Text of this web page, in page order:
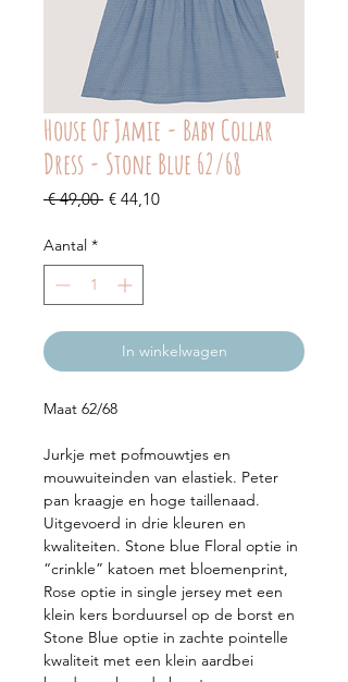
House Of Jamie - Baby Collar
Dress - Stone Blue 62/68
€ 49,00 Normale
€ 44,10Verkoopprijs
Aantal *
In winkelwagen
Maat 62/68
Jurkje met pofmouwtjes en
mouwuiteinden van elastiek. Peter
pan kraagje en hoge taillenaad.
Uitgevoerd in drie kleuren en
kwaliteiten. Stone blue Floral optie in
“crinkle” katoen met bloemenprint,
Rose optie in single jersey met een
klein kers borduursel op de borst en
Stone Blue optie in zachte pointelle
kwaliteit met een klein aardbei